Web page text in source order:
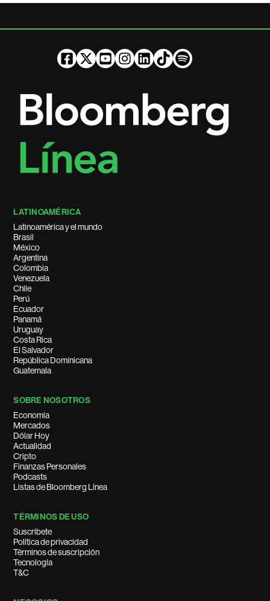
LATINOAMÉRICA
Latinoamérica y el mundo
Brasil
México
Argentina
Colombia
Venezuela
Chile
Perú
Ecuador
Panamá
Uruguay
Costa Rica
El Salvador
República Dominicana
Guatemala
SOBRE NOSOTROS
Economía
Mercados
Dólar Hoy
Actualidad
Cripto
Finanzas Personales
Podcasts
Listas de Bloomberg Línea
TÉRMINOS DE USO
Suscríbete
Política de privacidad
Términos de suscripción
Tecnología
T&C